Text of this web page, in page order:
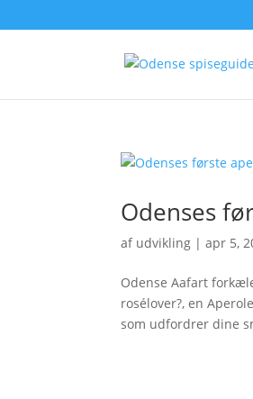
Odenses
af udvikling |apr 5,
Odense Aafart
rosélover?, en
som udfordrer dine